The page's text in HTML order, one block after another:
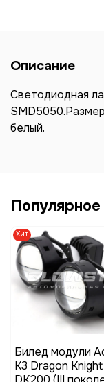
Описание
Светодиодная
белый.
Популярное
Хит
Билед модули
K3 Dragon